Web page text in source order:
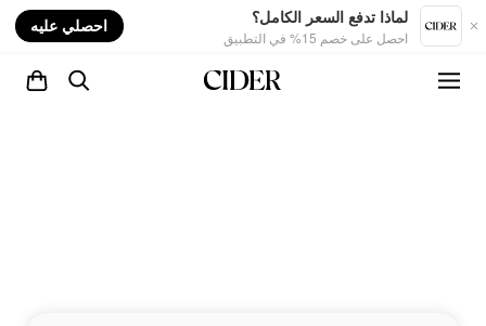
لماذا تدفع السعر الكامل؟
احصل على خصم 15% في التطبيق
احصلي عليه